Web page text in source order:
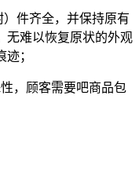
）件齐全，并保持原有
无难以恢复原状的外观
；
，顾客需要吧商品包